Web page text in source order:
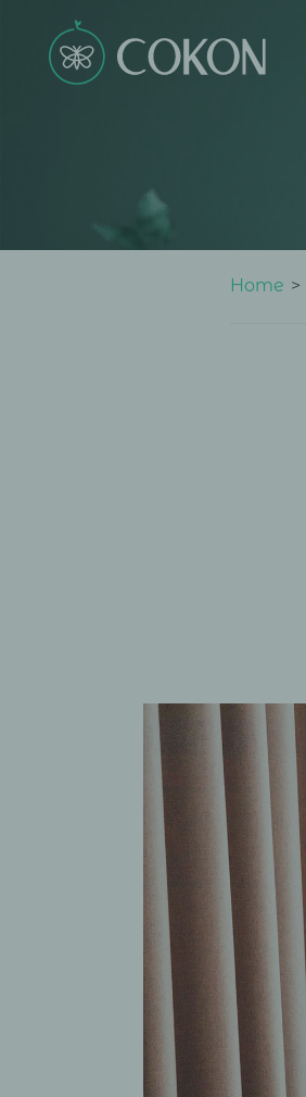
Home >